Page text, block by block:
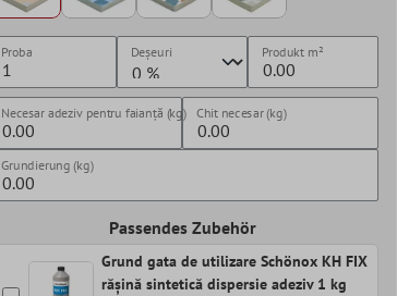
Proba Deșeuri Produkt m²
Necesar adeziv pentru faianță (kg) Chit necesar (kg)
Grundierung (kg)
Passendes Zubehör
Grund gata de utilizare Schönox KH FIX
rășină sintetică dispersie adeziv 1 kg